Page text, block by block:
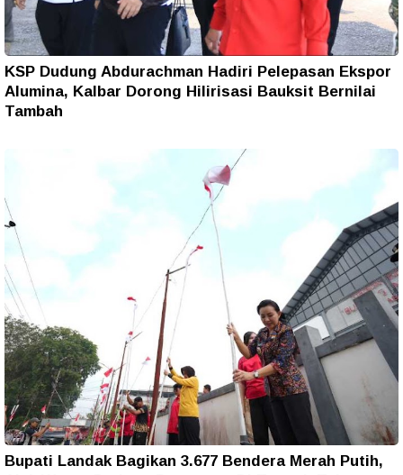
KSP Dudung Abdurachman Hadiri Pelepasan Ekspor
Alumina, Kalbar Dorong Hilirisasi Bauksit Bernilai
Tambah
Bupati Landak Bagikan 3.677 Bendera Merah Putih,